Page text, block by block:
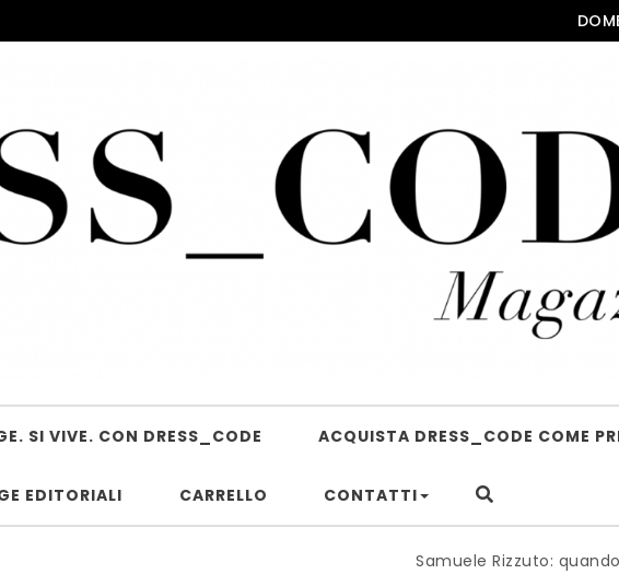
SI VIVE. CON DRESS_CODE ACQUISTA DRESS_CODE COME
EDITORIALI CARRELLO CONTATTI
Samuele Rizzuto: quando il